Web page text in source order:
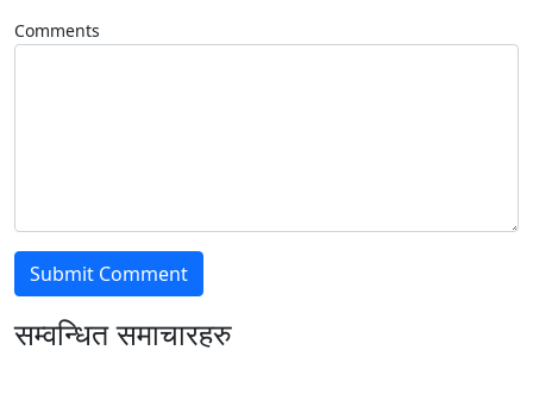
Comments
सम्वन्धित समाचारहरु